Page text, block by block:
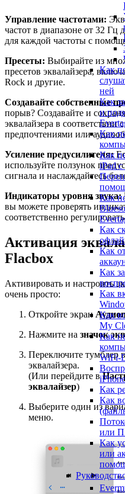
Как
ней
Как
и
Как
Как
iPad
Как
Как
Как
Как
Как
Как
My
Как
WiFi-
Как
Как
или
Как
или
Управление частотами:
частот в диапазоне от 32 Гц
для каждой частоты с
Пресеты: Выбирайте из
пресетов эквалайзера,
Rock и другие.
Создавайте собственные
порыв? Создавайте и
эквалайзера в
предпочтениями или
Усиление предусилителя:
используйте ползунок
сигнала и наслаждайтесь
Индикаторы уровня звука:
вы можете проверять
соответственно
Активация
Flacbox
Активировать и настроить
очень просто:
Откройте экран
Нажмите на значок
Переключите тумблер
эквалайзера.
(Или перейдите в
эквалайзер)
Выберите один из
меню.